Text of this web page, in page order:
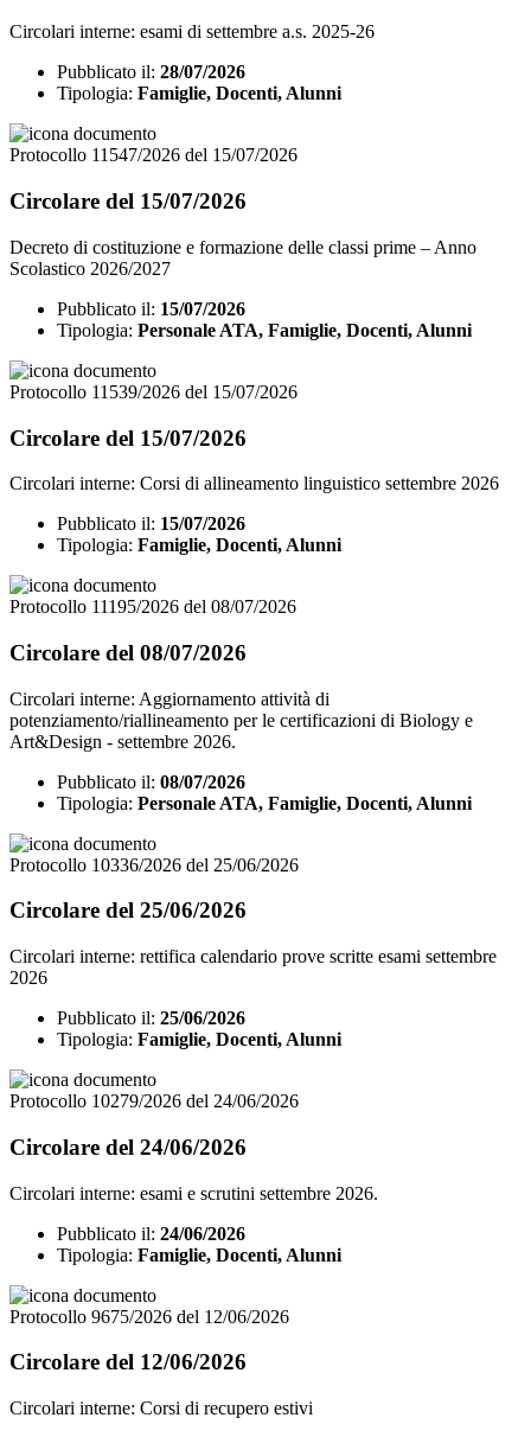
Circolari interne: esami di settembre a.s. 2025-26
Pubblicato il: 28/07/2026
Tipologia: Famiglie, Docenti, Alunni
Protocollo 11547/2026 del 15/07/2026
Circolare del 15/07/2026
Decreto di costituzione e formazione delle classi prime – Anno
Scolastico 2026/2027
Pubblicato il: 15/07/2026
Tipologia: Personale ATA, Famiglie, Docenti, Alunni
Protocollo 11539/2026 del 15/07/2026
Circolare del 15/07/2026
Circolari interne: Corsi di allineamento linguistico settembre 2026
Pubblicato il: 15/07/2026
Tipologia: Famiglie, Docenti, Alunni
Protocollo 11195/2026 del 08/07/2026
Circolare del 08/07/2026
Circolari interne: Aggiornamento attività di
potenziamento/riallineamento per le certificazioni di Biology e
Art&Design - settembre 2026.
Pubblicato il: 08/07/2026
Tipologia: Personale ATA, Famiglie, Docenti, Alunni
Protocollo 10336/2026 del 25/06/2026
Circolare del 25/06/2026
Circolari interne: rettifica calendario prove scritte esami settembre
2026
Pubblicato il: 25/06/2026
Tipologia: Famiglie, Docenti, Alunni
Protocollo 10279/2026 del 24/06/2026
Circolare del 24/06/2026
Circolari interne: esami e scrutini settembre 2026.
Pubblicato il: 24/06/2026
Tipologia: Famiglie, Docenti, Alunni
Protocollo 9675/2026 del 12/06/2026
Circolare del 12/06/2026
Circolari interne: Corsi di recupero estivi